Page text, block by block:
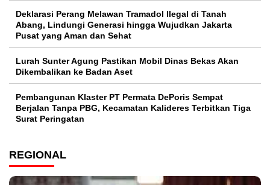
Deklarasi Perang Melawan Tramadol Ilegal di Tanah
Abang, Lindungi Generasi hingga Wujudkan Jakarta
Pusat yang Aman dan Sehat
Lurah Sunter Agung Pastikan Mobil Dinas Bekas Akan
Dikembalikan ke Badan Aset
Pembangunan Klaster PT Permata DePoris Sempat
Berjalan Tanpa PBG, Kecamatan Kalideres Terbitkan Tiga
Surat Peringatan
REGIONAL